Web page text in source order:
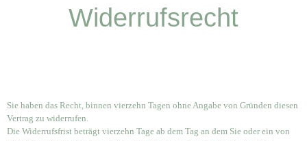
Widerrufsrecht
Sie haben das Recht, binnen vierzehn Tagen ohne Angabe von Gründen diesen
Vertrag zu widerrufen.
Die Widerrufsfrist beträgt vierzehn Tage ab dem Tag an dem Sie oder ein von